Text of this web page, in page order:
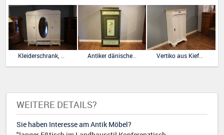
Kleiderschrank, Spiegelschrank, 20er Jahre Antiker dänischer Schrank, Silberschrank mit Kopenhagenkopf. Vertiko aus Kiefernholz, sehr schmal, weiß gestrichen
WEITERE DETAILS?
Sie haben Interesse am Antik Möbel?